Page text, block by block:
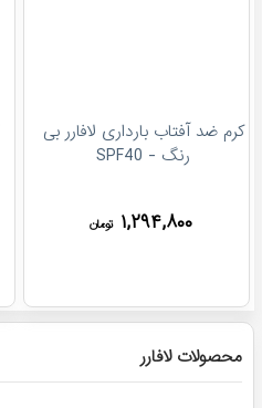
کرم ضد آفتاب بارداری لافارر بی
رنگ - SPF40
۱,۲۹۴,۸۰۰ تومان